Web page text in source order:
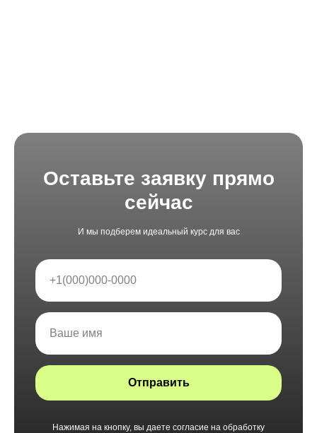
Оставьте заявку прямо
сейчас
И мы подберем идеальный курс для вас
Отправить
Нажимая на кнопку, вы даете согласие на обработку